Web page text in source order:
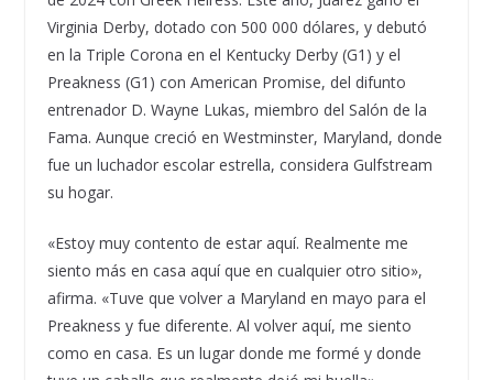
Virginia Derby, dotado con 500 000 dólares, y debutó
en la Triple Corona en el Kentucky Derby (G1) y el
Preakness (G1) con American Promise, del difunto
entrenador D. Wayne Lukas, miembro del Salón de la
Fama. Aunque creció en Westminster, Maryland, donde
fue un luchador escolar estrella, considera Gulfstream
su hogar.
«Estoy muy contento de estar aquí. Realmente me
siento más en casa aquí que en cualquier otro sitio»,
afirma. «Tuve que volver a Maryland en mayo para el
Preakness y fue diferente. Al volver aquí, me siento
como en casa. Es un lugar donde me formé y donde